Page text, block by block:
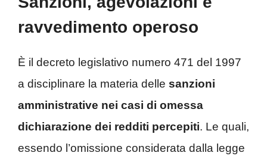
ravvedimento operoso
È il decreto legislativo numero 471 del 1997
a disciplinare la materia delle sanzioni
amministrative nei casi di omessa
dichiarazione dei redditi percepiti. Le quali,
essendo l’omissione considerata dalla legge